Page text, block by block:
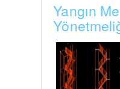
Yangın